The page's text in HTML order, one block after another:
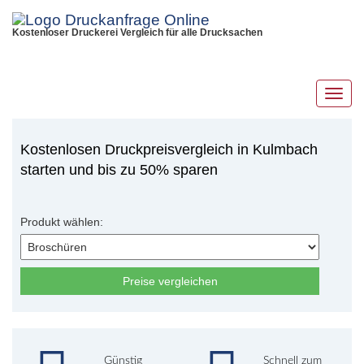
Kostenloser Druckerei Vergleich für alle Drucksachen
Kostenlosen Druckpreisvergleich in Kulmbach
starten und bis zu 50% sparen
Produkt wählen:
Preise vergleichen
Günstig Schnell zum